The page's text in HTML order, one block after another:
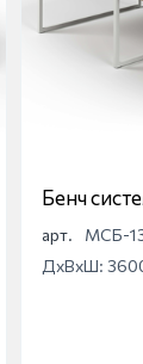
Бенч
опоре
арт.
МСБ-
ДхВхШ: